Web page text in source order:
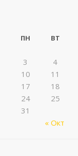
ПН ВТ
« Окт
3
4
10
11
17
18
24
25
31